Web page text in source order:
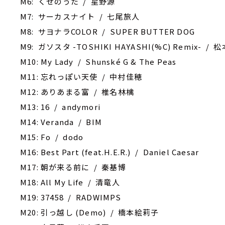
M7: サーカスナイト / 七尾旅人
M8: サヨナラCOLOR / SUPER BUTTER DOG
M9: ガソスタ -TOSHIKI HAYASHI(%C) Remix- / 松
M10: My Lady / Shunské G & The Peas
M11: 忘れっぽい天使 / 中村佳穂
M12: ありあまる富 / 椎名林檎
M13: 16 / andymori
M14: Veranda / BIM
M15: Fo / dodo
M16: Best Part (feat.H.E.R.) / Daniel Caesar
M17: 朝が来る前に / 秦基博
M18: All My Life / 清竜人
M19: 37458 / RADWIMPS
M20: 引っ越し (Demo) / 橋本絵莉子